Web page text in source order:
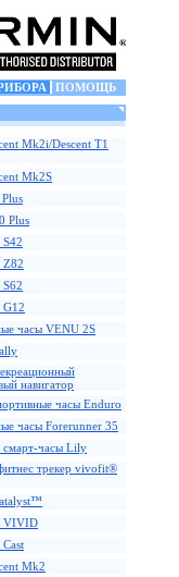
ПОМОЩЬ
Mk2i/Descent T1
Mk2S
Plus
Z82
G12
часы VENU 2S
навигатор
часы Enduro
часы Forerunner 35
смарт-часы Lily
трекер vivofit®
VIVID
Mk2